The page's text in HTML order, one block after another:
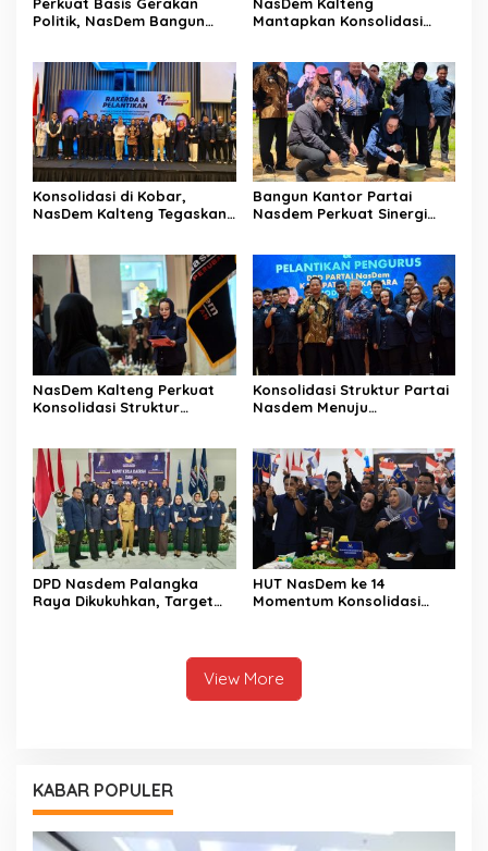
Politik, NasDem Bangun
Mantapkan Konsolidasi
Konsolidasi di Kobar,
NasDem Kalteng Tegaskan
Bangun Kantor Partai
Nasdem Perkuat Sinergi
NasDem Kalteng Perkuat
Konsolidasi Struktur
Konsolidasi Struktur Partai
Nasdem Menuju
DPD Nasdem Palangka
Raya Dikukuhkan, Target
HUT NasDem ke 14
Momentum Konsolidasi
View More
KABAR POPULER